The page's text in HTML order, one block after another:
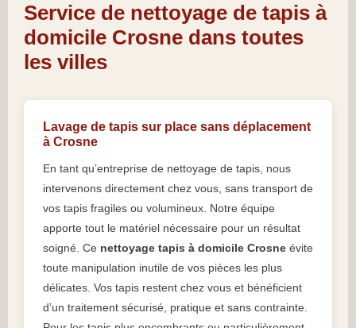
Service de nettoyage de tapis à
domicile Crosne dans toutes
les villes
Lavage de tapis sur place sans déplacement
à Crosne
En tant qu’entreprise de nettoyage de tapis, nous
intervenons directement chez vous, sans transport de
vos tapis fragiles ou volumineux. Notre équipe
apporte tout le matériel nécessaire pour un résultat
soigné. Ce nettoyage tapis à domicile Crosne évite
toute manipulation inutile de vos pièces les plus
délicates. Vos tapis restent chez vous et bénéficient
d’un traitement sécurisé, pratique et sans contrainte.